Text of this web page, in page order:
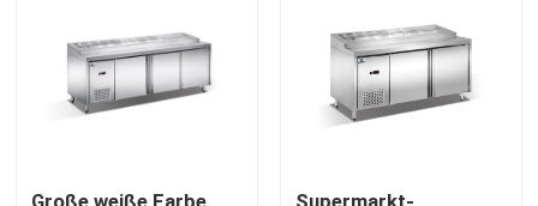
Fabrik-Ausflug